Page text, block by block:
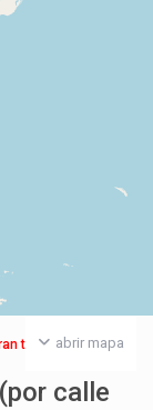
abrir mapa
temuco
calle